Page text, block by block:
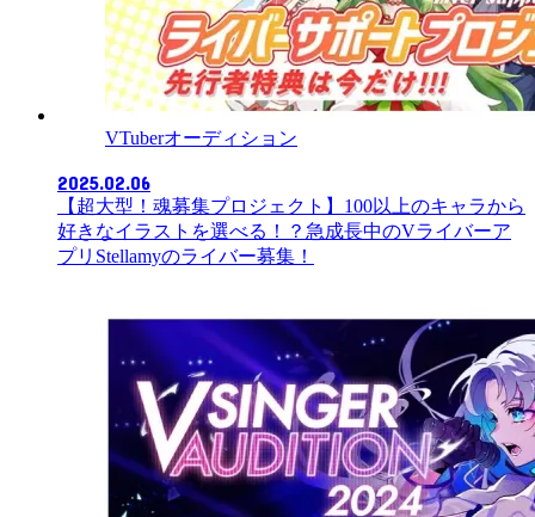
VTuberオーディション
2025.02.06
【超大型！魂募集プロジェクト】100以上のキャラから
好きなイラストを選べる！？急成長中のVライバーア
プリStellamyのライバー募集！